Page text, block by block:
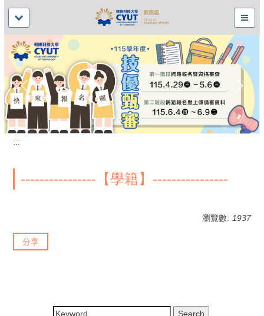
:::
----------------【學籍】----------------
瀏覽數: 1937
分享